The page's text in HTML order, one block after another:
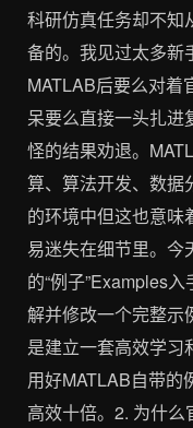
科研仿真任务却不知
备的。我见过太多新
MATLAB后要么对着
呆要么直接一头扎进
怪的结果劝退。
算、算法开发、数据
的环境中但这也意味
易迷失在细节里。今
的“例子”Examples
解并修改一个完整示
是建立一套高效学习
用好MATLAB自带的
高效十倍。2. 为什么